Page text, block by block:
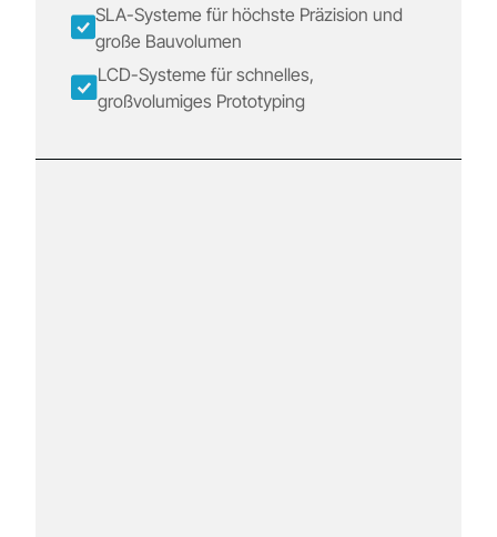
SLA-Systeme für höchste Präzision und
große Bauvolumen
LCD-Systeme für schnelles,
großvolumiges Prototyping